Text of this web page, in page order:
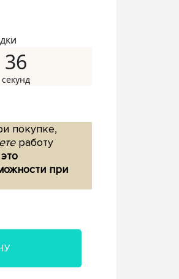
35
покупке,
работу
при